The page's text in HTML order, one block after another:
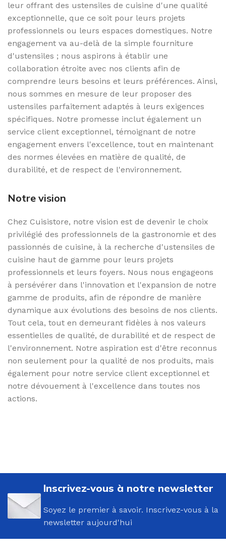
leur offrant des ustensiles de cuisine d'une qualité
exceptionnelle, que ce soit pour leurs projets
professionnels ou leurs espaces domestiques. Notre
engagement va au-delà de la simple fourniture
d'ustensiles ; nous aspirons à établir une
collaboration étroite avec nos clients afin de
comprendre leurs besoins et leurs préférences. Ainsi,
nous sommes en mesure de leur proposer des
ustensiles parfaitement adaptés à leurs exigences
spécifiques. Notre promesse inclut également un
service client exceptionnel, témoignant de notre
engagement envers l'excellence, tout en maintenant
des normes élevées en matière de qualité, de
durabilité, et de respect de l'environnement.
Notre vision
Chez Cuisistore, notre vision est de devenir le choix
privilégié des professionnels de la gastronomie et des
passionnés de cuisine, à la recherche d'ustensiles de
cuisine haut de gamme pour leurs projets
professionnels et leurs foyers. Nous nous engageons
à persévérer dans l'innovation et l'expansion de notre
gamme de produits, afin de répondre de manière
dynamique aux évolutions des besoins de nos clients.
Tout cela, tout en demeurant fidèles à nos valeurs
essentielles de qualité, de durabilité et de respect de
l'environnement. Notre aspiration est d'être reconnus
non seulement pour la qualité de nos produits, mais
également pour notre service client exceptionnel et
notre dévouement à l'excellence dans toutes nos
actions.
Inscrivez-vous à notre newsletter
Soyez le premier à savoir. Inscrivez-vous à la
newsletter aujourd'hui